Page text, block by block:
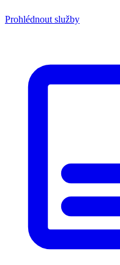
Prohlédnout služby